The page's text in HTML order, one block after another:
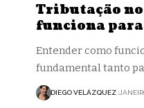
Tributação
funciona para
Entender como
fundamental tanto
DIEGO VELÁZQUEZ